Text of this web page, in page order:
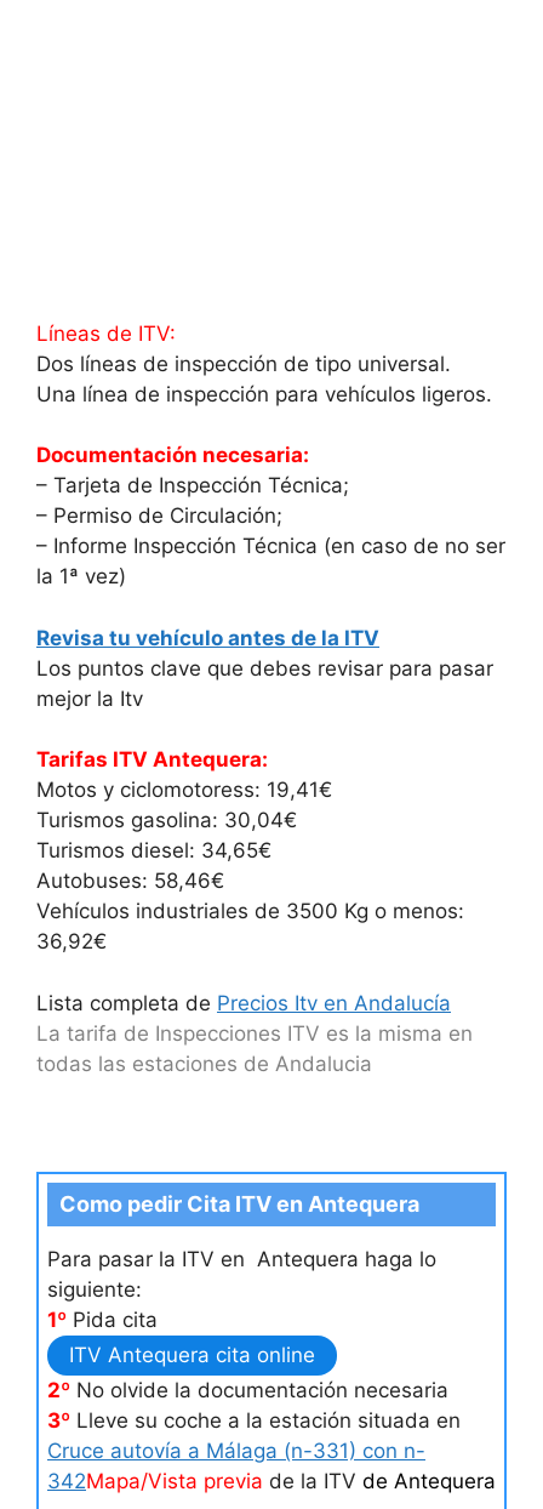
Líneas de ITV:
Dos líneas de inspección de tipo universal.
Una línea de inspección para vehículos ligeros.
Documentación necesaria:
– Tarjeta de Inspección Técnica;
– Permiso de Circulación;
– Informe Inspección Técnica (en caso de no ser
la 1ª vez)
Revisa tu vehículo antes de la ITV
Los puntos clave que debes revisar para pasar
mejor la Itv
Tarifas ITV Antequera:
Motos y ciclomotoress: 19,41€
Turismos gasolina: 30,04€
Turismos diesel: 34,65€
Autobuses: 58,46€
Vehículos industriales de 3500 Kg o menos:
36,92€
Lista completa de Precios Itv en Andalucía
La tarifa de Inspecciones ITV es la misma en
todas las estaciones de Andalucia
Como pedir Cita ITV en Antequera
Para pasar la ITV en Antequera haga lo
siguiente:
1º Pida cita
ITV Antequera cita online
2º No olvide la documentación necesaria
3º Lleve su coche a la estación situada en
Cruce autovía a Málaga (n-331) con n-
342Mapa/Vista previa de la ITV de Antequera